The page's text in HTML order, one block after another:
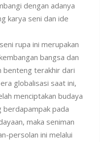
dengan adanya
karya seni dan ide
rupa ini merupakan
bangsa dan
benteng terakhir dari
globalisasi saat ini,
menciptakan budaya
berdapampak pada
maka seniman
persolan ini melalui